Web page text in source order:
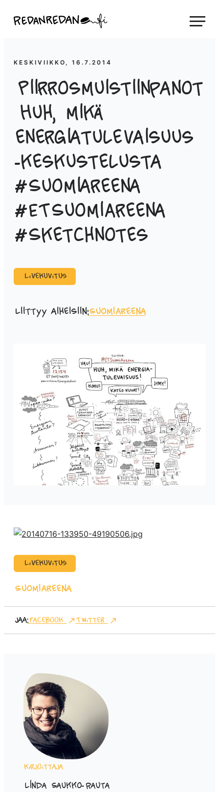
suoraan
Linda Saukko-Rauta, Redanredan Oy
piirrosvideoita
KESKIVIIKKO, 16.7.2014
Piirrosmuistiinpanot
Huh, mikä
energiatulevaisuus
-keskustelusta
#Suomiareena
#ETSuomiAreena
#Sketchnotes
Livekuvitus
Liittyy aiheisiin:SuomiAreena
Livekuvitus
SuomiAreena
Jaa:Facebook Twitter
Kirjoittaja
Linda Saukko-Rauta